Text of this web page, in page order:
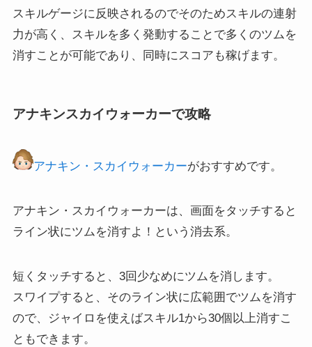
スキルゲージに反映されるのでそのためスキルの連射
力が高く、スキルを多く発動することで多くのツムを
消すことが可能であり、同時にスコアも稼げます。
アナキンスカイウォーカーで攻略
アナキン・スカイウォーカーがおすすめです。
アナキン・スカイウォーカーは、画面をタッチすると
ライン状にツムを消すよ！という消去系。
短くタッチすると、3回少なめにツムを消します。
スワイプすると、そのライン状に広範囲でツムを消す
ので、ジャイロを使えばスキル1から30個以上消すこ
ともできます。